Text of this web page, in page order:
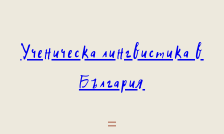
Ученическа лингвистика в
България